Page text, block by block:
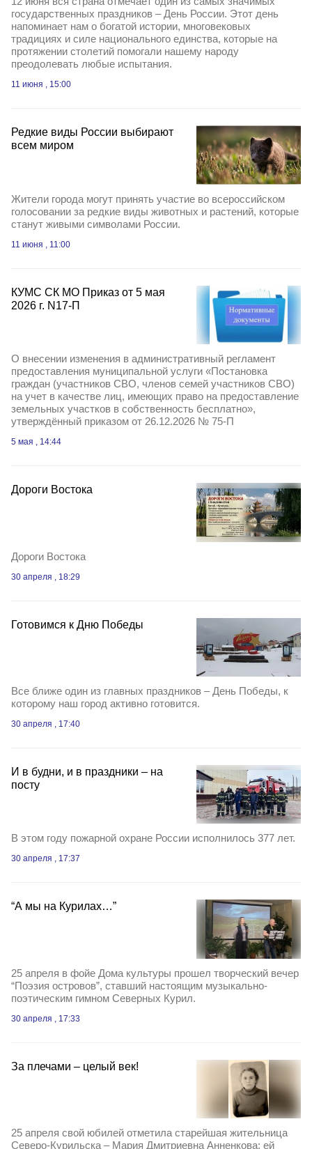
государственных праздников – День России. Этот день
напоминает нам о богатой истории, многовековых
традициях и силе национального единства, которые на
протяжении столетий помогали нашему народу
преодолевать любые испытания.
11 июня , 15:00
Редкие виды России выбирают
всем миром
Жители города могут принять участие во всероссийском
голосовании за редкие виды животных и растений, которые
станут живыми символами России.
11 июня , 11:00
КУМС СК МО Приказ от 5 мая
2026 г. N17-П
О внесении изменения в административный регламент
предоставления муниципальной услуги «Постановка
граждан (участников СВО, членов семей участников СВО)
на учет в качестве лиц, имеющих право на предоставление
земельных участков в собственность бесплатно»,
утверждённый приказом от 26.12.2026 № 75-П
5 мая , 14:44
Дороги Востока
Дороги Востока
30 апреля , 18:29
Готовимся к Дню Победы
Все ближе один из главных праздников – День Победы, к
которому наш город активно готовится.
30 апреля , 17:40
И в будни, и в праздники – на
посту
В этом году пожарной охране России исполнилось 377 лет.
30 апреля , 17:37
“А мы на Курилах…”
25 апреля в фойе Дома культуры прошел творческий вечер
“Поэзия островов”, ставший настоящим музыкально-
поэтическим гимном Северных Курил.
30 апреля , 17:33
За плечами – целый век!
25 апреля свой юбилей отметила старейшая жительница
Северо-Курильска – Мария Дмитриевна Анненкова: ей